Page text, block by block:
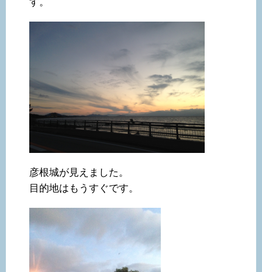
彦根城が見えました。
目的地はもうすぐです。